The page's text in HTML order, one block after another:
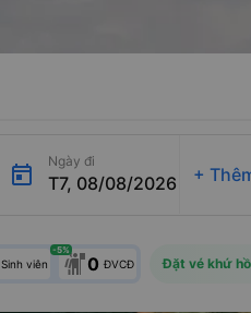
Ngày đi
T7, 08/08/2026 +
Sinh viên 0 ĐVCĐ
-5%
Đặt vé khứ